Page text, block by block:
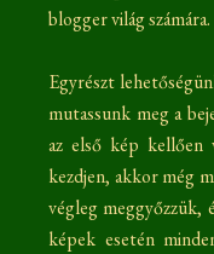
blogger világ számára.
Egyrészt
mutassunk meg a
az első kép kellően
kezdjen, akkor még
végleg meggyőzzük,
képek esetén